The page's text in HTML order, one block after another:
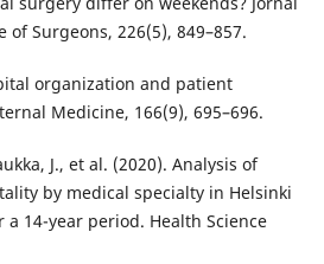
Surgeons, 226(5), 849–857.
organization and patient
Medicine, 166(9), 695–696.
J., et al. (2020). Analysis of
by medical specialty in Helsinki
a 14-year period. Health Science